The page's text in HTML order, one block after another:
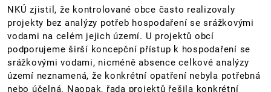
NKÚ zjistil, že kontrolované obce často realizovaly
projekty bez analýzy potřeb hospodaření se srážkovými
vodami na celém jejich území. U projektů obcí
podporujeme širší koncepční přístup k hospodaření se
srážkovými vodami, nicméně absence celkové analýzy
území neznamená, že konkrétní opatření nebyla potřebná
nebo účelná. Naopak, řada projektů řešila konkrétní